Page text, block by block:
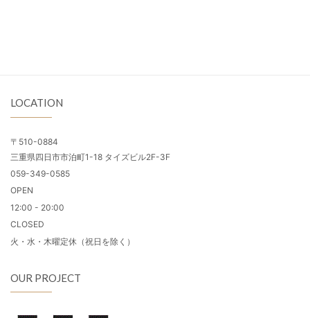
LOCATION
〒510-0884
三重県四日市市泊町1-18 タイズビル2F-3F
059-349-0585
OPEN
12:00 - 20:00
CLOSED
火・水・木曜定休（祝日を除く）
OUR PROJECT